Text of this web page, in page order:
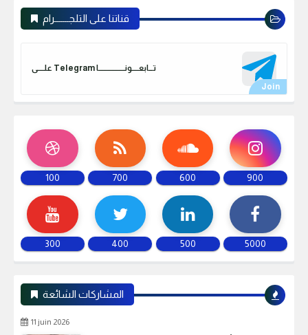
قناتنا على التلجـــــــرام
علـــــى Telegram تـــابعـــــونـــــــــــــــــــا
100 700 600 900
300 400 500 5000
المشاركات الشائعة
11 juin 2026